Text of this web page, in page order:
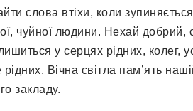
слова втіхи, коли
чуйної людини. Нехай добрий,
у серцях рідних, колег,
Вічна світла пам’ять
закладу.